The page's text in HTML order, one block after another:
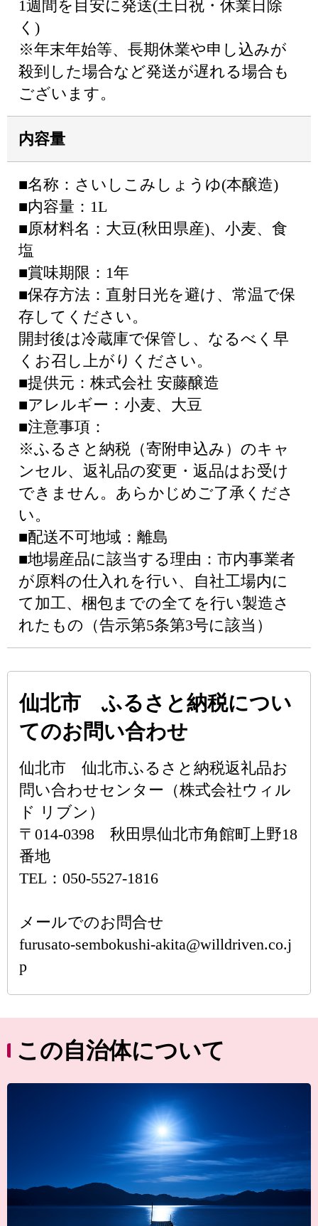
1週間を目安に発送(土日祝・休業日除
く)
※年末年始等、長期休業や申し込みが
殺到した場合など発送が遅れる場合も
ございます。
内容量
■名称：さいしこみしょうゆ(本醸造)
■内容量：1L
■原材料名：大豆(秋田県産)、小麦、食
塩
■賞味期限：1年
■保存方法：直射日光を避け、常温で保
存してください。
開封後は冷蔵庫で保管し、なるべく早
くお召し上がりください。
■提供元：株式会社 安藤醸造
■アレルギー：小麦、大豆
■注意事項：
※ふるさと納税（寄附申込み）のキャ
ンセル、返礼品の変更・返品はお受け
できません。あらかじめご了承くださ
い。
■配送不可地域：離島
■地場産品に該当する理由：市内事業者
が原料の仕入れを行い、自社工場内に
て加工、梱包までの全てを行い製造さ
れたもの（告示第5条第3号に該当）
仙北市 ふるさと納税につい
てのお問い合わせ
仙北市 仙北市ふるさと納税返礼品お
問い合わせセンター（株式会社ウィル
ド リブン）
〒014-0398 秋田県仙北市角館町上野18
番地
TEL：050-5527-1816
メールでのお問合せ
furusato-sembokushi-akita@willdriven.co.j
p
この自治体について